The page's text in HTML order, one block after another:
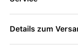
Details zum